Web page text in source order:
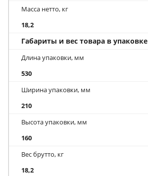
Масса нетто, кг
18,2
Габариты и вес товара в упаковке
Длина упаковки, мм
530
Ширина упаковки, мм
210
Высота упаковки, мм
160
Вес брутто, кг
18,2